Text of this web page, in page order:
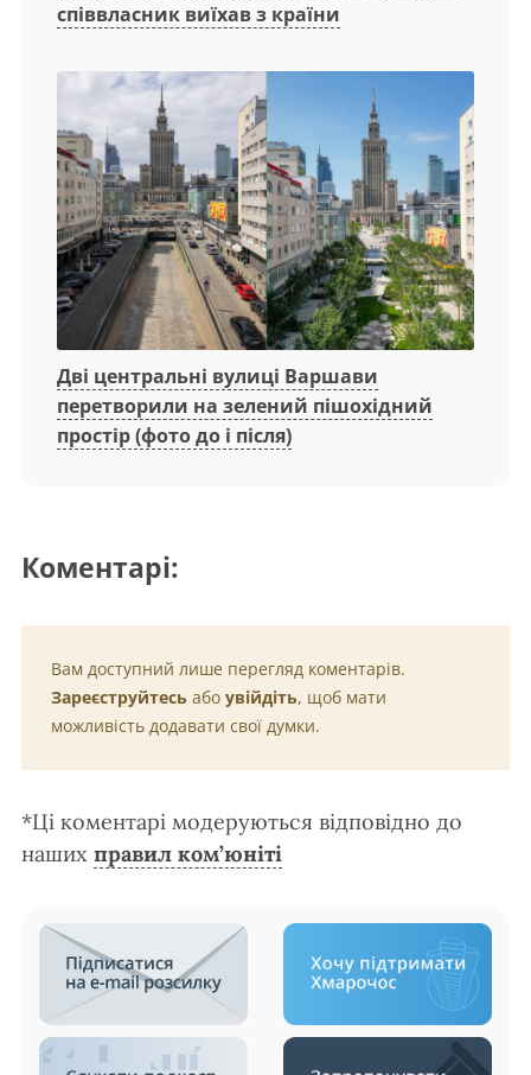
співвласник виїхав з країни
Дві центральні вулиці Варшави
перетворили на зелений пішохідний
простір (фото до і після)
Коментарі:
Вам доступний лише перегляд коментарів.
Зареєструйтесь або увійдіть, щоб мати
можливість додавати свої думки.
*Ці коментарі модеруються відповідно до
наших правил ком’юніті